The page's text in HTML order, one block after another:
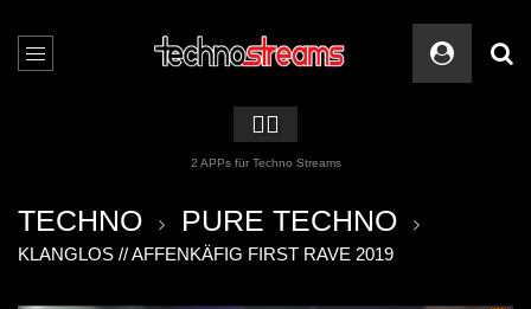
🏳️‍🌈
2 APPs für Techno Streams
TECHNO PURE TECHNO
KLANGLOS // AFFENKÄFIG FIRST RAVE 2019